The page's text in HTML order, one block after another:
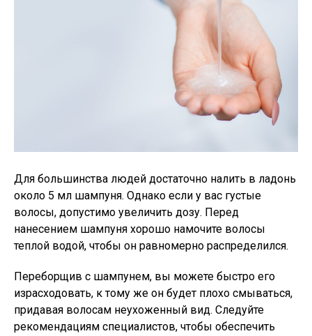
Для большинства людей достаточно налить в ладонь
около 5 мл шампуня. Однако если у вас густые
волосы, допустимо увеличить дозу. Перед
нанесением шампуня хорошо намочите волосы
теплой водой, чтобы он равномерно распределился.
Переборщив с шампунем, вы можете быстро его
израсходовать, к тому же он будет плохо смываться,
придавая волосам неухоженный вид. Следуйте
рекомендациям специалистов, чтобы обеспечить